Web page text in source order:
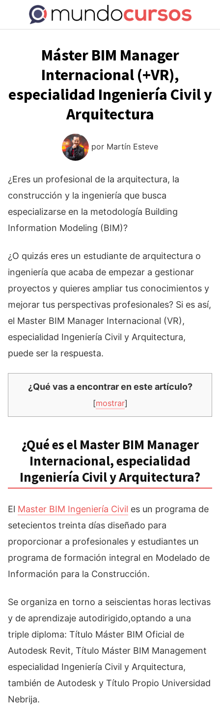
contenido
Máster BIM Manager
Internacional (+VR),
especialidad Ingeniería Civil y
Arquitectura
por Martín Esteve
¿Eres un profesional de la arquitectura, la
construcción y la ingeniería que busca
especializarse en la metodología Building
Information Modeling (BIM)?
¿O quizás eres un estudiante de arquitectura o
ingeniería que acaba de empezar a gestionar
proyectos y quieres ampliar tus conocimientos y
mejorar tus perspectivas profesionales? Si es así,
el Master BIM Manager Internacional (VR),
especialidad Ingeniería Civil y Arquitectura,
puede ser la respuesta.
¿Qué vas a encontrar en este artículo?
[mostrar]
¿Qué es el Master BIM Manager
Internacional, especialidad
Ingeniería Civil y Arquitectura?
El Master BIM Ingeniería Civil es un programa de
setecientos treinta días diseñado para
proporcionar a profesionales y estudiantes un
programa de formación integral en Modelado de
Información para la Construcción.
Se organiza en torno a seiscientas horas lectivas
y de aprendizaje autodirigido,optando a una
triple diploma: Título Máster BIM Oficial de
Autodesk Revit, Título Máster BIM Management
especialidad Ingeniería Civil y Arquitectura,
también de Autodesk y Título Propio Universidad
Nebrija.